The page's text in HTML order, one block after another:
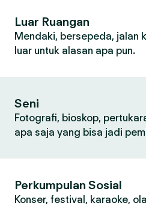
Luar Ruangan
Mendaki, bersepeda, jalan
luar untuk alasan apa pun.
Seni
Fotografi, bioskop,
apa saja yang bisa jadi
Perkumpulan Sosial
Konser, festival, karaoke,